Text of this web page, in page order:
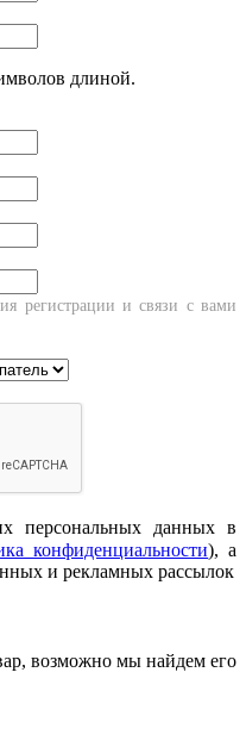
длиной.
регистрации и связи с вами
персональных данных в
конфиденциальности), а
и рекламных рассылок
возможно мы найдем его